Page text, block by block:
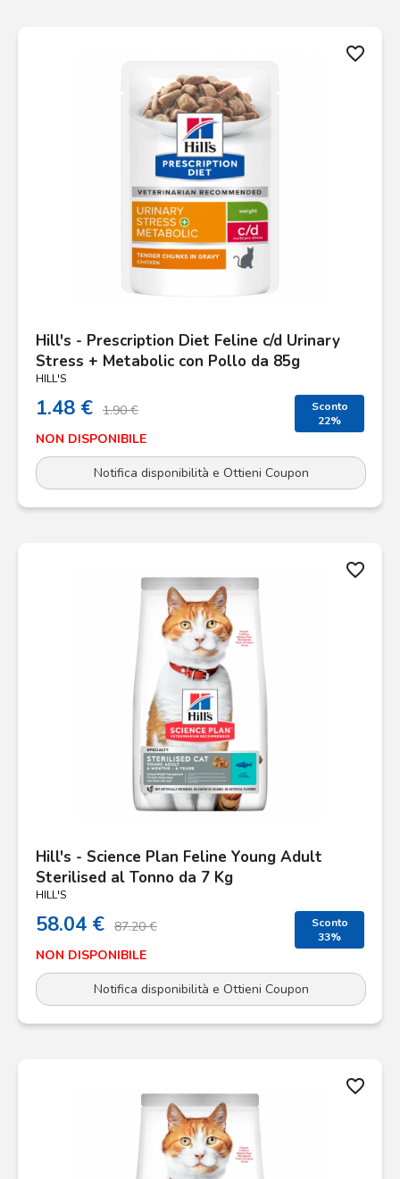
favorite_border
Hill's - Prescription Diet Feline c/d Urinary
Stress + Metabolic con Pollo da 85g
HILL'S
1.48 € 1.90 €
Sconto
22%
NON DISPONIBILE
Notifica disponibilità e Ottieni Coupon
favorite_border
Hill's - Science Plan Feline Young Adult
Sterilised al Tonno da 7 Kg
HILL'S
58.04 € 87.20 €
Sconto
33%
NON DISPONIBILE
Notifica disponibilità e Ottieni Coupon
favorite_border